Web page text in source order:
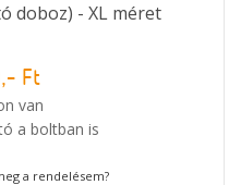
doboz) - XL méret
Ft
van
a boltban is
a rendelésem?